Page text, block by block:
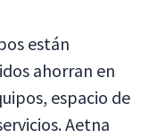
están
ahorran en
espacio de
Aetna